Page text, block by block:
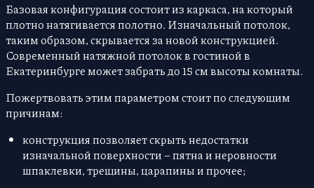
Базовая конфигурация состоит из каркаса, на который
плотно натягивается полотно. Изначальный потолок,
таким образом, скрывается за новой конструкцией.
Современный натяжной потолок в гостиной в
Екатеринбурге может забрать до 15 см высоты комнаты.
Пожертвовать этим параметром стоит по следующим
причинам:
конструкция позволяет скрыть недостатки
изначальной поверхности – пятна и неровности
шпаклевки, трещины, царапины и прочее;